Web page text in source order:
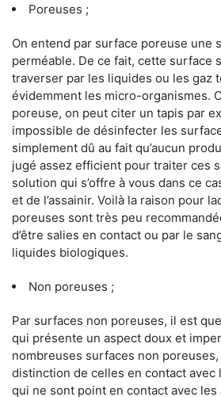
Poreuses ;
On entend par surface poreuse une
perméable. De ce fait, cette surface
traverser par les liquides ou les gaz
évidemment les micro-organismes.
poreuse, on peut citer un tapis par
impossible de désinfecter les
simplement dû au fait qu’aucun
jugé assez efficient pour traiter ces
solution qui s’offre à vous dans ce
et de l’assainir. Voilà la raison pour
poreuses sont très peu
d’être salies en contact ou par le
liquides biologiques.
Non poreuses ;
Par surfaces non poreuses, il est
qui présente un aspect doux et
nombreuses surfaces non
distinction de celles en contact avec
qui ne sont point en contact avec les